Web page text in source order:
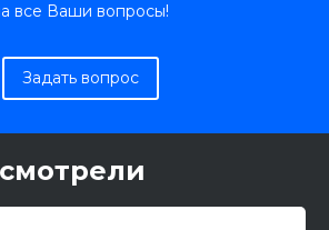
все Ваши вопросы!
Задать вопрос